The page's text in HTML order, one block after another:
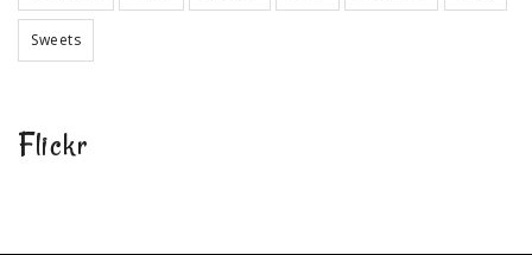
Sweets
Flickr